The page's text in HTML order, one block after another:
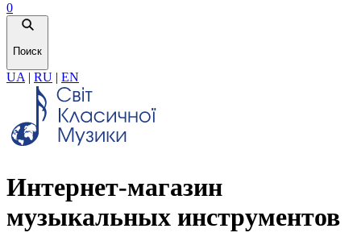
0
Поиск
UA | RU | EN
Интернет-магазин
музыкальных инструментов